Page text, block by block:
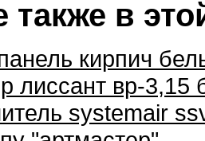
также в
кирпич
лиссант вр-3,15
systemair